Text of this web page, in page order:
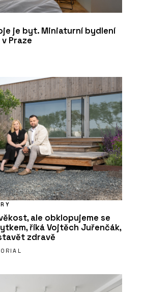
je byt. Miniaturní bydlení
Praze
ale obklopujeme se
říká Vojtěch Juřenčák,
zdravě